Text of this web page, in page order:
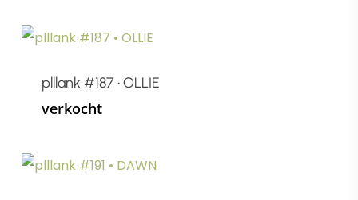
plllank #187 • OLLIE
verkocht